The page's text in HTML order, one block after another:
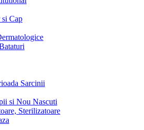
si Cap
Sarcinii
si Nou Nascuti
Sterilizatoare